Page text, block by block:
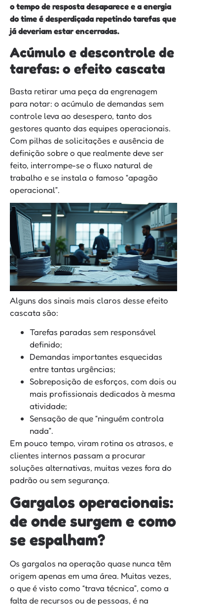
o tempo de resposta desaparece e a energia
do time é desperdiçada repetindo tarefas que
já deveriam estar encerradas.
Acúmulo e descontrole de
tarefas: o efeito cascata
Basta retirar uma peça da engrenagem
para notar: o acúmulo de demandas sem
controle leva ao desespero, tanto dos
gestores quanto das equipes operacionais.
Com pilhas de solicitações e ausência de
definição sobre o que realmente deve ser
feito, interrompe-se o fluxo natural de
trabalho e se instala o famoso “apagão
operacional”.
Alguns dos sinais mais claros desse efeito
cascata são:
Tarefas paradas sem responsável
definido;
Demandas importantes esquecidas
entre tantas urgências;
Sobreposição de esforços, com dois ou
mais profissionais dedicados à mesma
atividade;
Sensação de que “ninguém controla
nada”.
Em pouco tempo, viram rotina os atrasos, e
clientes internos passam a procurar
soluções alternativas, muitas vezes fora do
padrão ou sem segurança.
Gargalos operacionais:
de onde surgem e como
se espalham?
Os gargalos na operação quase nunca têm
origem apenas em uma área. Muitas vezes,
o que é visto como “trava técnica”, como a
falta de recursos ou de pessoas, é na